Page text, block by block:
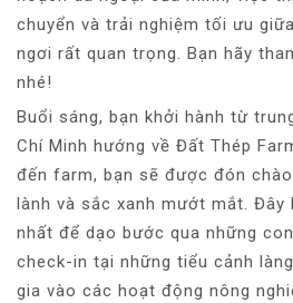
chuyển và trải nghiệm tối ưu
ngơi rất quan trọng. Bạn hãy
nhé!
Buổi sáng, bạn khởi hành từ
Chí Minh hướng về Đất Thép
đến farm, bạn sẽ được đón
lành và sắc xanh mướt mắt.
nhất để dạo bước qua những
check-in tại những tiểu cảnh
gia vào các hoạt động nông